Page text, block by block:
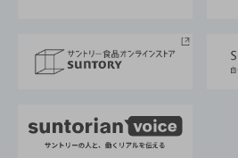
採用情報